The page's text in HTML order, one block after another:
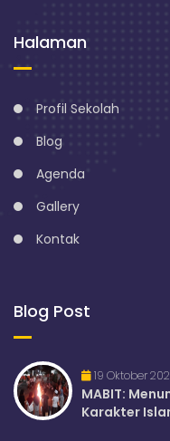
Halaman
Profil Sekolah
Blog
Agenda
Gallery
Kontak
Blog Post
19 Oktober
MABIT:
Karakter